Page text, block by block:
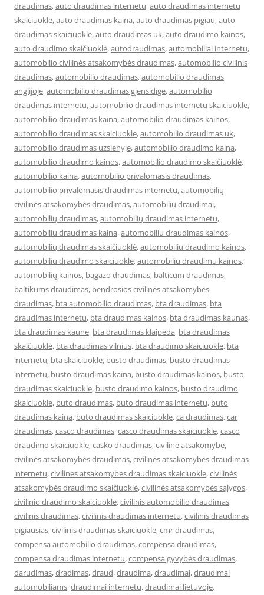
draudimas,auto draudimas internetu,auto draudimas internetu
skaiciuokle,auto draudimas kaina,auto draudimas pigiau,auto
draudimas skaiciuokle,auto draudimas uk,auto draudimo kainos,
auto draudimo skaičiuoklė,autodraudimas,automobiliai internetu,
automobilio civilinės atsakomybės draudimas,automobilio civilinis
draudimas,automobilio draudimas,automobilio draudimas
anglijoje,automobilio draudimas gjensidige,automobilio
draudimas internetu,automobilio draudimas internetu skaiciuokle,
automobilio draudimas kaina,automobilio draudimas kainos,
automobilio draudimas skaiciuokle,automobilio draudimas uk,
automobilio draudimas uzsienyje,automobilio draudimo kaina,
automobilio draudimo kainos,automobilio draudimo skaičiuoklė,
automobilio kaina,automobilio privalomasis draudimas,
automobilio privalomasis draudimas internetu,automobilių
civilinės atsakomybės draudimas,automobiliu draudimai,
automobilių draudimas,automobilių draudimas internetu,
automobiliu draudimas kaina,automobiliu draudimas kainos,
automobilių draudimas skaičiuoklė,automobiliu draudimo kainos,
automobiliu draudimo skaiciuokle,automobiliu draudimu kainos,
automobilių kainos, bagazo draudimas, balticum draudimas,
baltikums draudimas, bendrosios civilinės atsakomybės
draudimas, bta automobilio draudimas, bta draudimas, bta
draudimas internetu, bta draudimas kainos, bta draudimas kaunas,
bta draudimas kaune, bta draudimas klaipeda, bta draudimas
skaičiuoklė, bta draudimas vilnius, bta draudimo skaiciuokle, bta
internetu, bta skaiciuokle, būsto draudimas, busto draudimas
internetu, būsto draudimas kaina, busto draudimas kainos, busto
draudimas skaiciuokle, busto draudimo kainos, busto draudimo
skaiciuokle, buto draudimas, buto draudimas internetu, buto
draudimas kaina, buto draudimas skaiciuokle,ca draudimas,car
draudimas,casco draudimas,casco draudimas skaiciuokle,casco
draudimo skaiciuokle,casko draudimas,civilinė atsakomybė,
civilinės atsakomybės draudimas,civilinės atsakomybės draudimas
internetu,civilines atsakomybes draudimas skaiciuokle,civilinės
atsakomybės draudimo skaičiuoklė,civilinės atsakomybės sąlygos,
civilinio draudimo skaiciuokle,civilinis automobilio draudimas,
civilinis draudimas,civilinis draudimas internetu,civilinis draudimas
pigiausias,civilinis draudimas skaiciuokle,cmr draudimas,
compensa automobilio draudimas,compensa draudimas,
compensa draudimas internetu,compensa gyvybės draudimas,
darudimas,dradimas,draud,draudima,draudimai,draudimai
automobiliams,draudimai internetu,draudimai lietuvoje,